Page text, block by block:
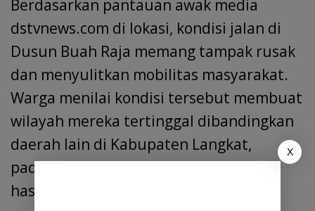
Berdasarkan pantauan awak media
dstvnews.com di lokasi, kondisi jalan di
Dusun Buah Raja memang tampak rusak
dan menyulitkan mobilitas masyarakat.
Warga menilai kondisi tersebut membuat
wilayah mereka tertinggal dibandingkan
daerah lain di Kabupaten Langkat,
padahal kawasan itu memiliki potensi
hasil bumi yang cukup besar.
X